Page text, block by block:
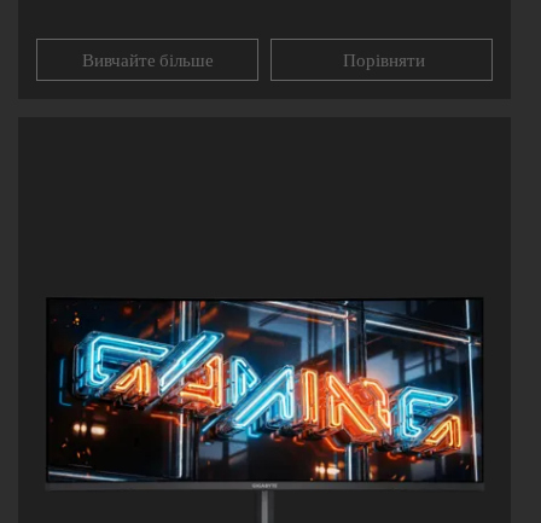
Вивчайте більше Порівняти